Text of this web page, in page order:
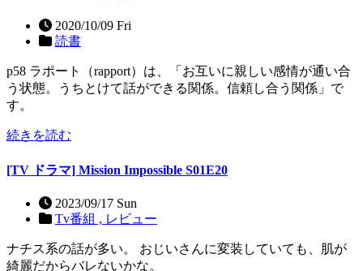
2020/10/09 Fri
読書
p58 ラポート（rapport）は、「お互いに親しい感情が通い合
う状態。うちとけて話ができる関係。信頼し合う関係」で
す。
続きを読む
[TV ドラマ] Mission Impossible S01E20
2023/09/17 Sun
Tv番組 , レビュー
ナチス系の話が多い。 おじいさんに変装していても、肌が
綺麗だからバレないかな。